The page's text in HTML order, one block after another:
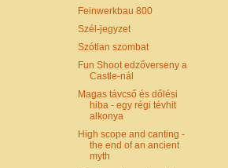
Feinwerkbau 800
Szél-jegyzet
Szótlan szombat
Fun Shoot edzőverseny a
Castle-nál
Magas távcső és dőlési
hiba - egy régi tévhit
alkonya
High scope and canting -
the end of an ancient
myth